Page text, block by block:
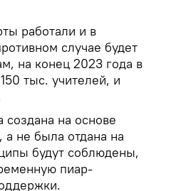
работали и в
случае будет
на конец 2023 года в
тыс. учителей, и
на основе
а не была отдана на
будут соблюдены,
пиар-